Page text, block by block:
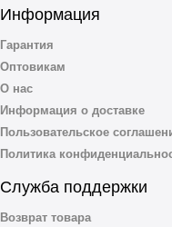
Информация
Гарантия
Оптовикам
О нас
Информация о доставке
Пользовательское
Политика
Служба поддержки
Возврат товара